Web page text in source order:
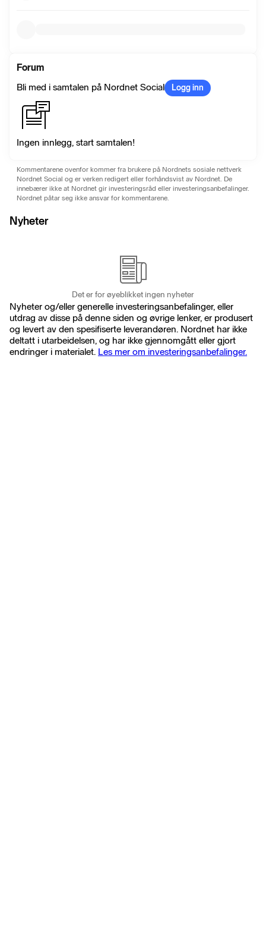
Forum
Bli med i samtalen på Nordnet Social
Logg inn
Ingen innlegg, start samtalen!
Kommentarene ovenfor kommer fra brukere på Nordnets sosiale nettverk
Nordnet Social og er verken redigert eller forhåndsvist av Nordnet. De
innebærer ikke at Nordnet gir investeringsråd eller investeringsanbefalinger.
Nordnet påtar seg ikke ansvar for kommentarene.
Nyheter
Det er for øyeblikket ingen nyheter
Nyheter og/eller generelle investeringsanbefalinger, eller
utdrag av disse på denne siden og øvrige lenker, er produsert
og levert av den spesifiserte leverandøren. Nordnet har ikke
deltatt i utarbeidelsen, og har ikke gjennomgått eller gjort
endringer i materialet. Les mer om investeringsanbefalinger.